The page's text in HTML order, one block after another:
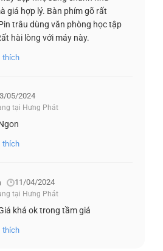
TRỘI
bộ xử lý Intel Core i5 thế hệ thứ
i7 của Dell XPS 13 , cũng như
Yoga Slim 7. Nếu chỉ sử dụng
đơn giản thì cũng không có nhiều
giá hợp lý. Bàn phím gõ rất
trâu dùng văn phòng học tập
hài lòng với máy này.
thích
05/2024
tại Hưng Phát
thích
11/04/2024
tại Hưng Phát
khá ok trong tầm giá
thích